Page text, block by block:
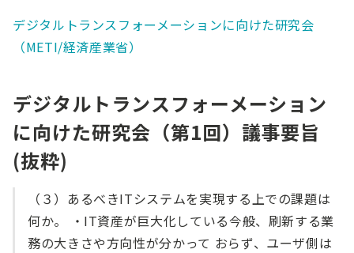
デジタルトランスフォーメーションに向けた研究会
（METI/経済産業省）
デジタルトランスフォーメーション
に向けた研究会（第1回）議事要旨
(抜粋)
（３）あるべきITシステムを実現する上での課題は
何か。 ・IT資産が巨大化している今般、刷新する業
務の大きさや方向性が分かって おらず、ユーザ側は